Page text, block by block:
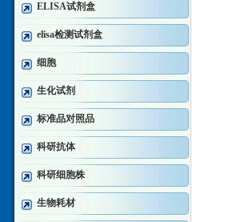
ELISA试剂盒
elisa检测试剂盒
细胞
生化试剂
标准品对照品
科研抗体
科研细胞株
生物耗材